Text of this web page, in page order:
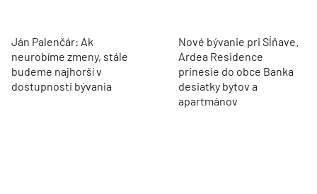
Ján Palenčár: Ak
neurobíme zmeny, stále
budeme najhorší v
dostupnosti bývania
Nové bývanie pri Sĺňave.
Ardea Residence
prinesie do obce Banka
desiatky bytov a
apartmánov